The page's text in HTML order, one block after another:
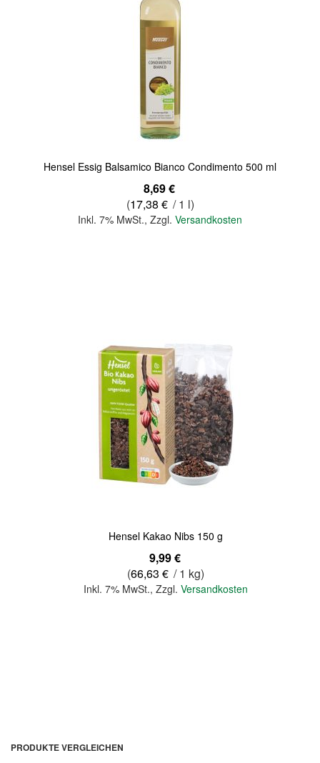
Hensel Essig Balsamico Bianco Condimento 500 ml
8,69 €
(17,38 € / 1 l)
Inkl. 7% MwSt., Zzgl. Versandkosten
Hensel Kakao Nibs 150 g
9,99 €
(66,63 € / 1 kg)
Inkl. 7% MwSt.,Zzgl.Versandkosten
PRODUKTE VERGLEICHEN